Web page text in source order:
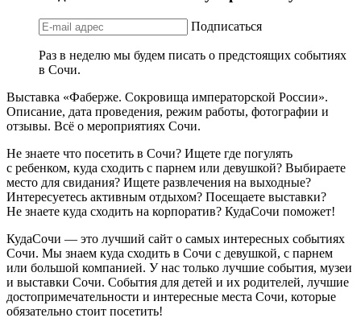
Подписаться
Раз в неделю мы будем писать о предстоящих событиях
в Сочи.
Выставка «Фаберже. Сокровища императорской России».
Описание, дата проведения, режим работы, фотографии и
отзывы. Всё о мероприятиях Сочи.
Не знаете что посетить в Сочи? Ищете где погулять
с ребенком, куда сходить с парнем или девушкой? Выбираете
место для свидания? Ищете развлечения на выходные?
Интересуетесь активным отдыхом? Посещаете выставки?
Не знаете куда сходить на корпоратив? КудаСочи поможет!
КудаСочи — это лучший сайт о самых интересных событиях
Сочи. Мы знаем куда сходить в Сочи с девушкой, с парнем
или большой компанией. У нас только лучшие события, музеи
и выставки Сочи. События для детей и их родителей, лучшие
достопримечательности и интересные места Сочи, которые
обязательно стоит посетить!